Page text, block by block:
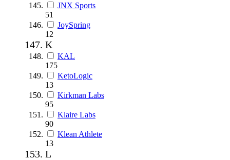
JNX Sports
51
JoySpring
12
K
KAL
175
KetoLogic
13
Kirkman Labs
95
Klaire Labs
90
Klean Athlete
13
L